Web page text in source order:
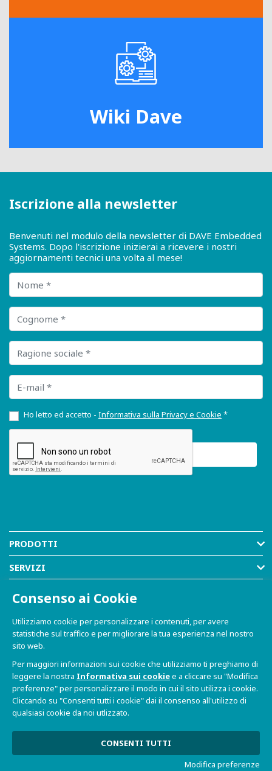
Wiki Dave
Iscrizione alla newsletter
Benvenuti nel modulo della newsletter di DAVE Embedded
Systems. Dopo l'iscrizione inizierai a ricevere i nostri
aggiornamenti tecnici una volta al mese!
Nome
Cognome
Ragione sociale
E-mail
Ho letto ed accetto - Informativa sulla Privacy e Cookie *
PRODOTTI
SERVIZI
RISORSE
SHOP
© 2021-2026 Dave S.r.l. - Via Talponedo, 29/A 33080
Porcia (PN) - P.IVA n. 01365430931
Informativa sulla Privacy e Cookie|Sito Web realizzato da
W3design
Consenso ai Cookie
Utilizziamo cookie per personalizzare i contenuti, per avere
statistiche sul traffico e per migliorare la tua esperienza nel nostro
sito web.
Per maggiori informazioni sui cookie che utilizziamo ti preghiamo di
leggere la nostra Informativa sui cookiee a cliccare su "Modifica
preferenze" per personalizzare il modo in cui il sito utilizza i cookie.
Cliccando su "Consenti tutti i cookie" dai il consenso all'utilizzo di
qualsiasi cookie da noi utlizzato.
CONSENTI TUTTI
Modifica preferenze